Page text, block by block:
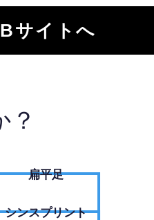
サイトへ
？
扁平足
シンスプリント